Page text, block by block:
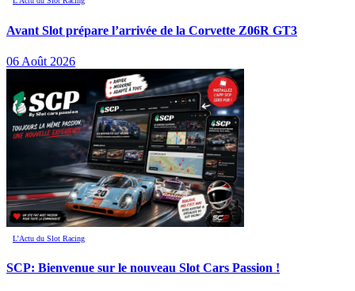
Avant Slot prépare l’arrivée de la Corvette Z06R GT3
06 Août 2026
L’Actu du Slot Racing
SCP: Bienvenue sur le nouveau Slot Cars Passion !